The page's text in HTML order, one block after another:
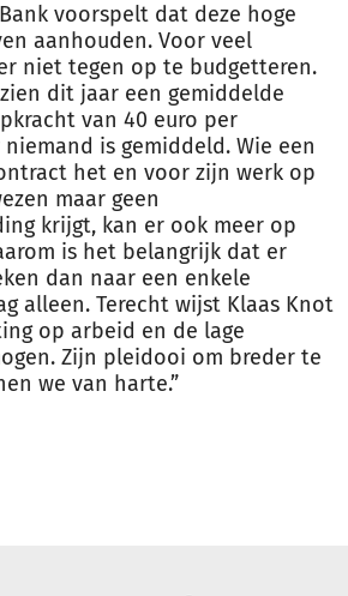
voorspelt dat deze hoge
aanhouden. Voor veel
niet tegen op te budgetteren.
dit jaar een gemiddelde
van 40 euro per
is gemiddeld. Wie een
het en voor zijn werk op
maar geen
krijgt, kan er ook meer op
is het belangrijk dat er
dan naar een enkele
alleen. Terecht wijst Klaas Knot
op arbeid en de lage
Zijn pleidooi om breder te
we van harte.”